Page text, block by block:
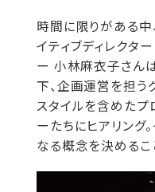
時間に限りがある中
イティブディレクタ
ー 小林麻衣子さん
下、企画運営を担
スタイルを含めたプ
ーたちにヒアリング
なる概念を決めるこ